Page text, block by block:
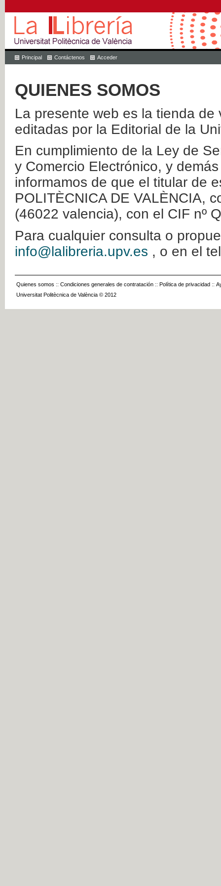
Principal Contáctenos Acceder
QUIENES SOMOS
La presente web es la tienda
editadas por la Editorial de la
En cumplimiento de la Ley de
y Comercio Electrónico, y
informamos de que el titular de
POLITÈCNICA DE VALÈNCIA,
(46022 valencia), con el CIF nº
Para cualquier consulta o
info@lalibreria.upv.es , o en el
Quienes somos :: Condiciones generales de contratación :: Política de privacidad ::
Universitat Politècnica de València © 2012